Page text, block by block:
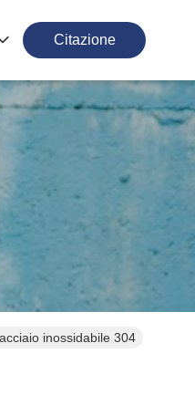
Citazione
inossidabile 304